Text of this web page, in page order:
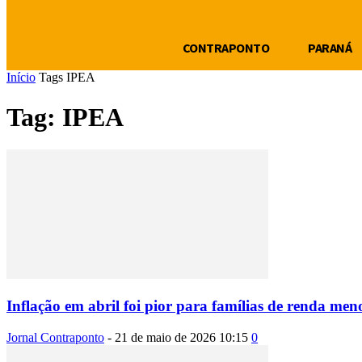
CONTRAPONTO PARANÁ
Início Tags IPEA
Tag: IPEA
Inflação em abril foi pior para famílias de renda
Jornal Contraponto - 21 de maio de 2026 10:15 0